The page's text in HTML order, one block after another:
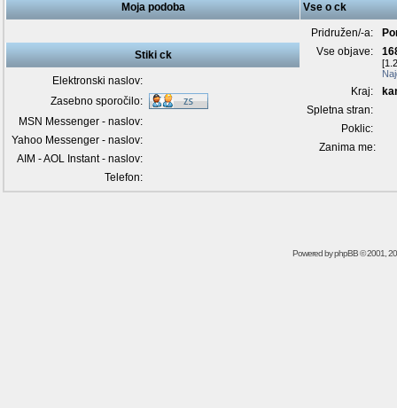
Moja podoba Vse o ck
Pridružen/-a:
Vse objave:
Kraj:
Spletna stran:
Poklic:
Zanima me:
Stiki ck
Elektronski naslov:
Zasebno sporočilo:
MSN Messenger - naslov:
Yahoo Messenger - naslov:
AIM - AOL Instant - naslov:
Telefon:
Powered byphpBB© 2001,